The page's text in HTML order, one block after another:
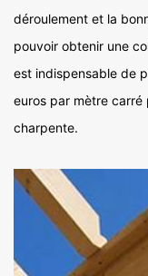
déroulement et la
pouvoir obtenir une
est indispensable de
euros par mètre
charpente.